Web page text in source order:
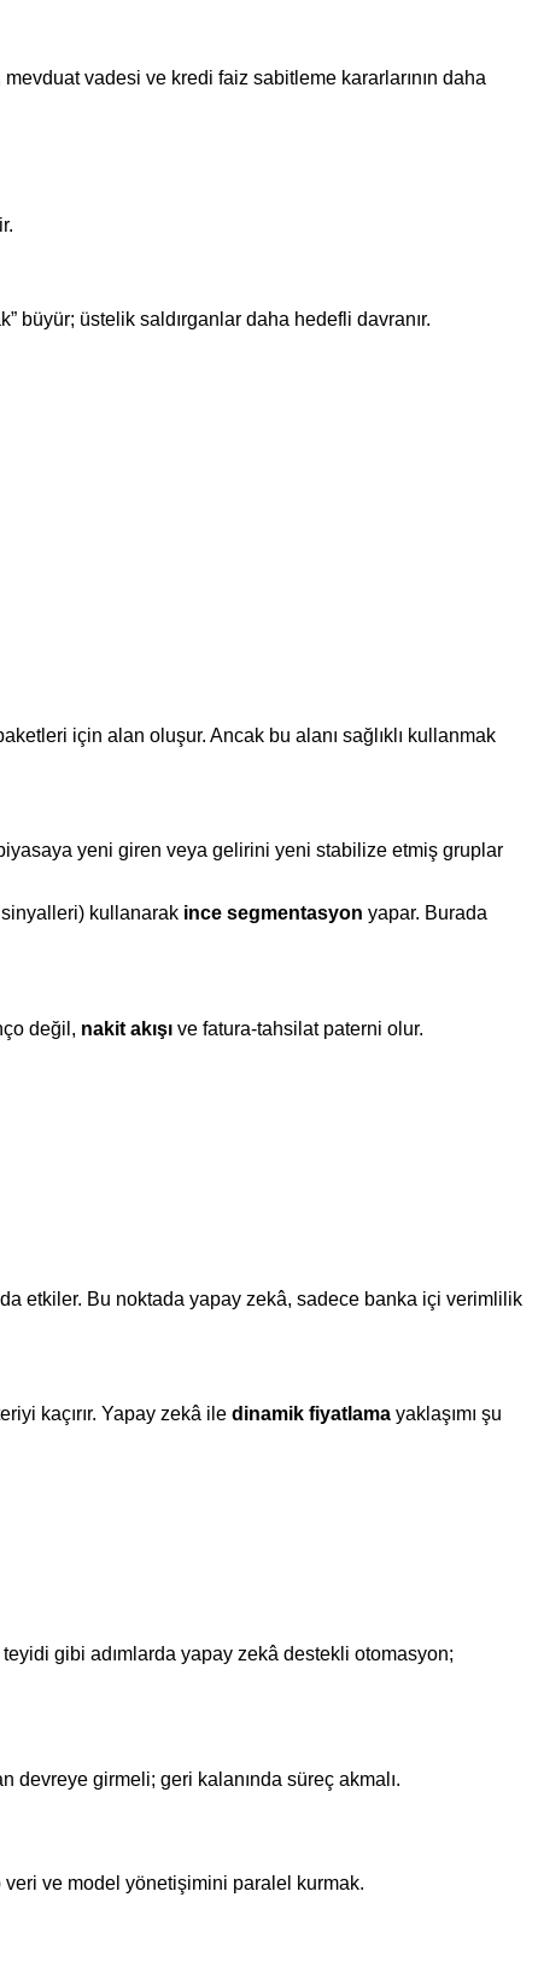
vadesi ve kredi faiz sabitleme kararlarının daha
büyür; üstelik saldırganlar daha hedefli davranır.
için alan oluşur. Ancak bu alanı sağlıklı kullanmak
yeni giren veya gelirini yeni stabilize etmiş gruplar
kullanarak ince segmentasyon yapar. Burada
değil, nakit akışı ve fatura-tahsilat paterni olur.
da etkiler. Bu noktada yapay zekâ, sadece banka içi verimlilik
kaçırır. Yapay zekâ ile dinamik fiyatlama yaklaşımı şu
gibi adımlarda yapay zekâ destekli otomasyon;
devreye girmeli; geri kalanında süreç akmalı.
veri ve model yönetişimini paralel kurmak.